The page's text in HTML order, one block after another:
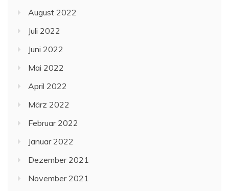
August 2022
Juli 2022
Juni 2022
Mai 2022
April 2022
März 2022
Februar 2022
Januar 2022
Dezember 2021
November 2021